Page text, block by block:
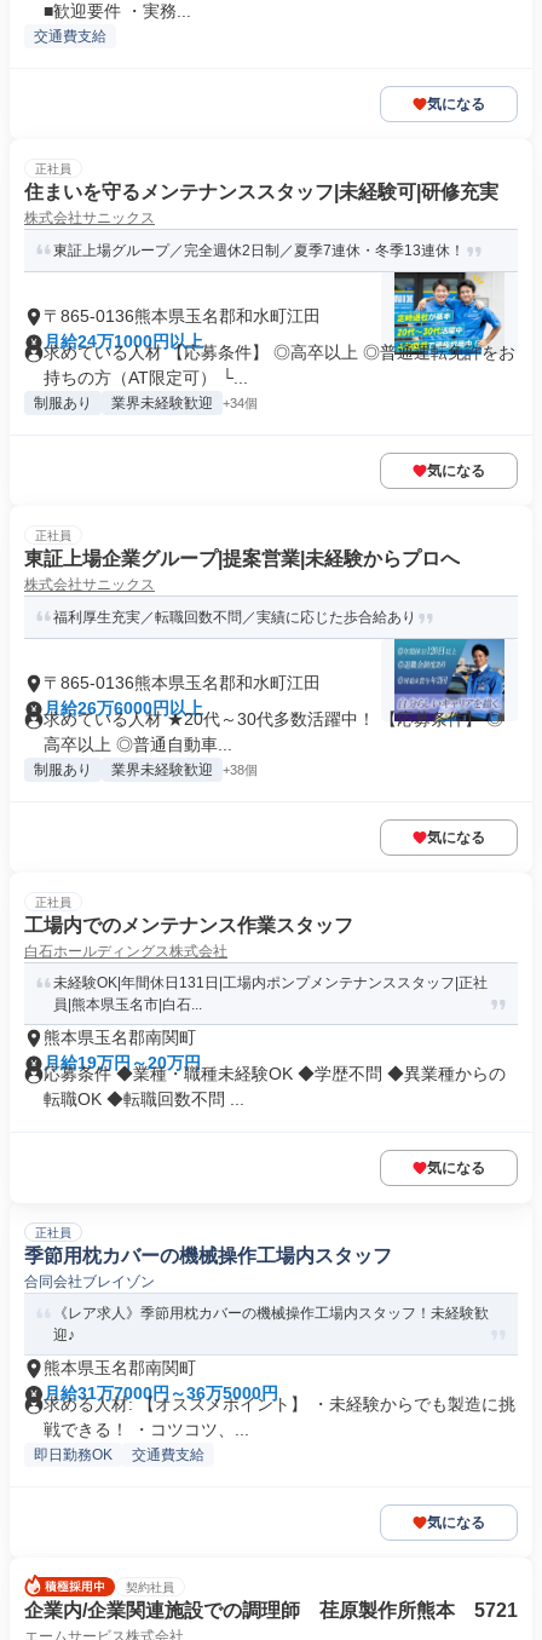
■歓迎要件 ・実務...
交通費支給
気になる
正社員
住まいを守るメンテナンススタッフ|未経験可|研修充実
株式会社サニックス
東証上場グループ／完全週休2日制／夏季7連休・冬季13連休！
〒865-0136熊本県玉名郡和水町江田
月給24万1000円以上
求めている人材 【応募条件】 ◎高卒以上 ◎普通運転免許をお
持ちの方（AT限定可） └...
制服あり 業界未経験歓迎 +34個
気になる
正社員
東証上場企業グループ|提案営業|未経験からプロへ
株式会社サニックス
福利厚生充実／転職回数不問／実績に応じた歩合給あり
〒865-0136熊本県玉名郡和水町江田
月給26万6000円以上
求めている人材 ★20代～30代多数活躍中！ 【応募条件】 ◎
高卒以上 ◎普通自動車...
制服あり 業界未経験歓迎 +38個
気になる
正社員
工場内でのメンテナンス作業スタッフ
白石ホールディングス株式会社
未経験OK|年間休日131日|工場内ポンプメンテナンススタッフ|正社
員|熊本県玉名市|白石...
熊本県玉名郡南関町
月給19万円～20万円
応募条件 ◆業種・職種未経験OK ◆学歴不問 ◆異業種からの
転職OK ◆転職回数不問 ...
気になる
正社員
季節用枕カバーの機械操作工場内スタッフ
合同会社ブレイゾン
《レア求人》季節用枕カバーの機械操作工場内スタッフ！未経験歓
迎♪
熊本県玉名郡南関町
月給31万7000円～36万5000円
求める人材: 【オススメポイント】 ・未経験からでも製造に挑
戦できる！ ・コツコツ、...
即日勤務OK 交通費支給
気になる
契約社員
企業内/企業関連施設での調理師 荏原製作所熊本 5721
エームサービス株式会社